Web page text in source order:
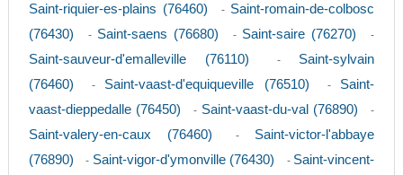
Saint-riquier-es-plains (76460) - Saint-romain-de-colbosc
(76430)
- Saint-saens (76680) - Saint-saire (76270) -
Saint-sauveur-d'emalleville (76110) - Saint-sylvain
(76460)
- Saint-vaast-d'equiqueville (76510) - Saint-
vaast-dieppedalle (76450)
- Saint-vaast-du-val (76890) -
Saint-valery-en-caux (76460) - Saint-victor-l'abbaye
(76890)
- Saint-vigor-d'ymonville (76430) - Saint-vincent-